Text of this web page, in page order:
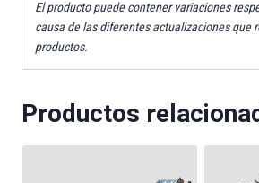
El producto puede contener variaciones
causa de las diferentes actualizaciones que
productos.
Productos